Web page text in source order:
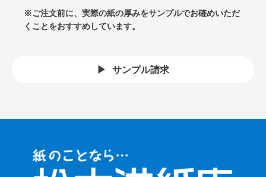
※ご注文前に、実際の紙の厚みをサンプルでお確めいただ
くことをおすすめしています。
サンプル請求